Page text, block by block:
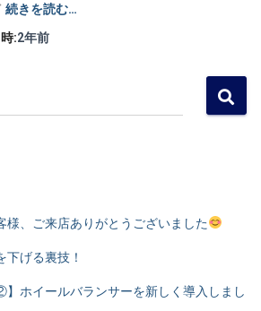
続きを読む…
:2年前
様、ご来店ありがとうございました
下げる裏技！
】ホイールバランサーを新しく導入しまし